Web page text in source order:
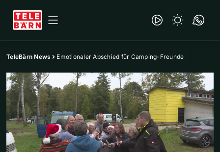
TeleBärn News Emotionaler Abschied für Camping-Freunde